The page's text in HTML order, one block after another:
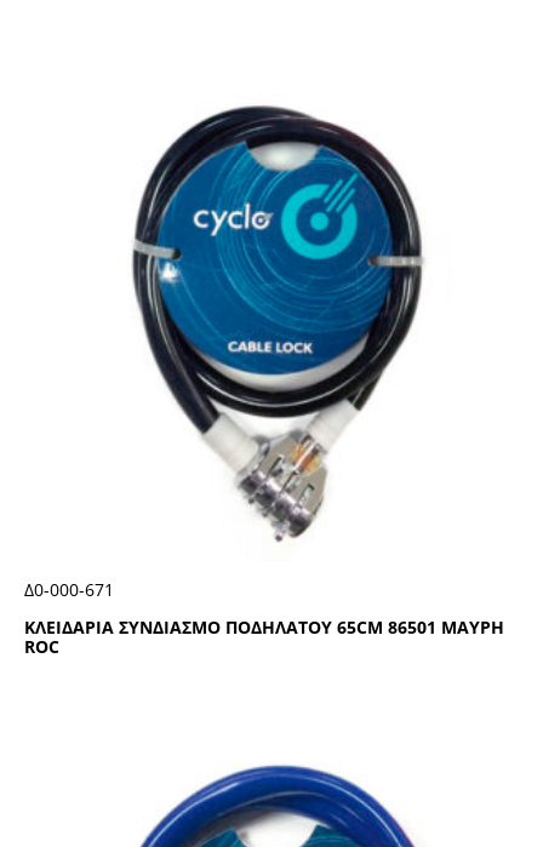
ΚΛΕΙΔΑΡΙΑ ΣΥΝΔΙΑΣΜΟ ΠΟΔΗΛΑΤΟΥ 65CΜ 86501 ΜΑΥΡΗ
RΟC
Δ0-000-671